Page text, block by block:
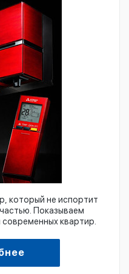
который не испортит
Показываем
квартир.